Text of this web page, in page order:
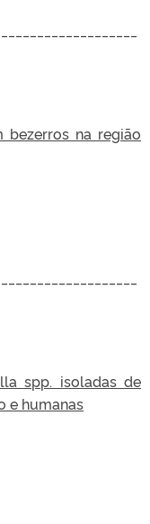
bezerros na região
spp. isoladas de
e humanas